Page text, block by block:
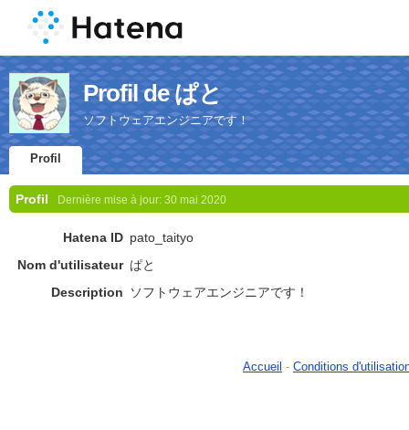
Profil de ぱと
ソフトウェアエンジニアです！
Profil
Profil Dernière mise à jour: 30 mai 2020
Hatena ID pato_taityo
Nom d'utilisateur ぱと
Description
ソフトウェアエンジニアです！
Accueil - Conditions